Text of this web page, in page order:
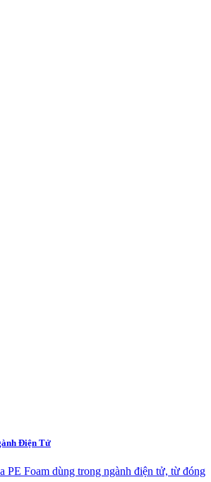
Điện Tử
PE Foam dùng trong ngành điện tử, từ đóng